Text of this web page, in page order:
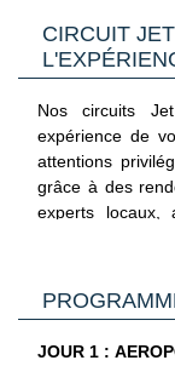
CIRCUIT
Nos circuits
expérience de
attentions
grâce à des
experts locaux,
Reposez-vous
leur confort et
étape de votre
JOUR 1 :